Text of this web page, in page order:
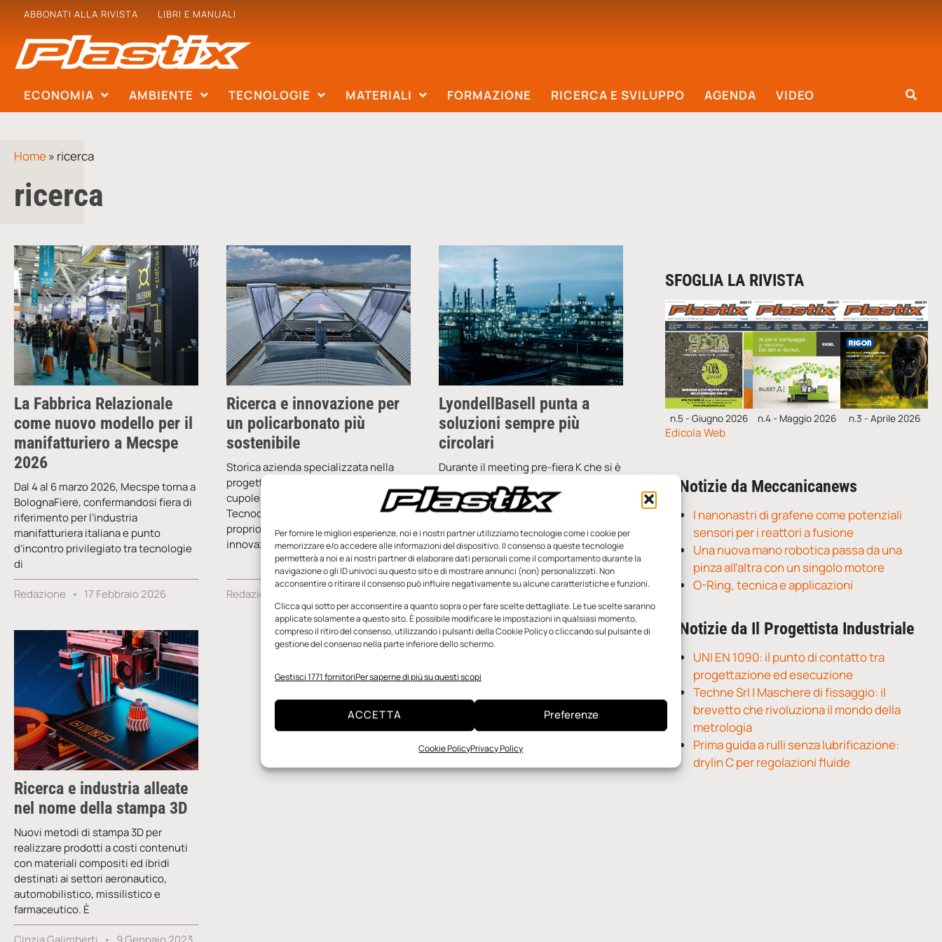
Per fornire le migliori esperienze, noi e i nostri partner utilizziamo tecnologie come i cookie per
memorizzare e/o accedere alle informazioni del dispositivo. Il consenso a queste tecnologie
permetterà a noi e ai nostri partner di elaborare dati personali come il comportamento durante la
navigazione o gli ID univoci su questo sito e di mostrare annunci (non) personalizzati. Non
acconsentire o ritirare il consenso può influire negativamente su alcune caratteristiche e funzioni.
Clicca qui sotto per acconsentire a quanto sopra o per fare scelte dettagliate. Le tue scelte saranno
applicate solamente a questo sito. È possibile modificare le impostazioni in qualsiasi momento,
compreso il ritiro del consenso, utilizzando i pulsanti della Cookie Policy o cliccando sul pulsante di
gestione del consenso nella parte inferiore dello schermo.
Gestisci 1771 fornitoriPer saperne di più su questi scopi
ACCETTA Preferenze
Cookie PolicyPrivacy Policy
ABBONATI ALLA RIVISTA LIBRI E MANUALI
ECONOMIA AMBIENTE TECNOLOGIE MATERIALI FORMAZIONE RICERCA E SVILUPPO AGENDA VIDEO
Home» ricerca
ricerca
La Fabbrica Relazionale
come nuovo modello per il
manifatturiero a Mecspe
2026
Dal 4 al 6 marzo 2026, Mecspe torna a
BolognaFiere, confermandosi fiera di
riferimento per l’industria
manifatturiera italiana e punto
d’incontro privilegiato tra tecnologie
di
Redazione 17 Febbraio 2026
Ricerca e innovazione per
un policarbonato più
sostenibile
Storica azienda specializzata nella
progettazione e nella produzione di
cupole e lucernari Made in Italy,
Tecnocupole Pancaldi prosegue il
proprio impegno in ricerca e
innovazione
Redazione
LyondellBasell punta a
soluzioni sempre più
circolari
Durante il meeting pre-fiera K che si è
tenuto di recente a Rotterdam,
organizzato da European Marketing
Group (EMG) per dare anticipazioni
sulle novità che
Redazione
Ricerca e industria alleate
nel nome della stampa 3D
Nuovi metodi di stampa 3D per
realizzare prodotti a costi contenuti
con materiali compositi ed ibridi
destinati ai settori aeronautico,
automobilistico, missilistico e
farmaceutico. È
SFOGLIA LA RIVISTA
n.5 - Giugno 2026 n.4 - Maggio 2026 n.3 - Aprile 2026
Edicola Web
Notizie da Meccanicanews
I nanonastri di grafene come potenziali
sensori per i reattori a fusione
Una nuova mano robotica passa da una
pinza all’altra con un singolo motore
O-Ring, tecnica e applicazioni
Notizie da Il Progettista Industriale
UNI EN 1090: il punto di contatto tra
progettazione ed esecuzione
Techne Srl | Maschere di fissaggio: il
brevetto che rivoluziona il mondo della
metrologia
Prima guida a rulli senza lubrificazione:
drylin C per regolazioni fluide